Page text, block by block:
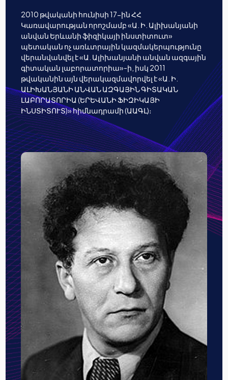
2010 թվականի հունիսի 17-ին ՀՀ
Կառավարության որոշմամբ «Ա. Ի. Ալիխանյանի
անվան Երևանի ֆիզիկայի ինստիտուտ»
պետական ոչ առևտրային կազմակերպությունը
վերանվանվել է «Ա. Ալիխանյանի անվան ազգային
գիտական լաբորատորիա»-ի, իսկ 2011
թվականին այն վերակազմավորվել է «Ա. Ի.
ԱԼԻԽԱՆՅԱՆԻ ԱՆՎԱՆ ԱԶԳԱՅԻՆ ԳԻՏԱԿԱՆ
ԼԱԲՈՐԱՏՈՐԻԱ (ԵՐԵՎԱՆԻ ՖԻԶԻԿԱՅԻ
ԻՆՍՏԻՏՈՒՏ)» հիմնադրամի (ԱԱԳԼ)։